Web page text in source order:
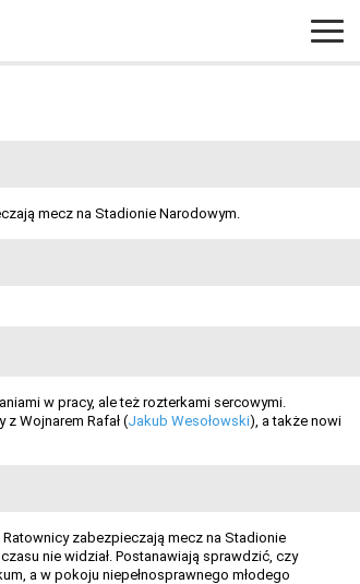
mecz na Stadionie Narodowym.
w pracy, ale też rozterkami sercowymi.
Wojnarem Rafał (Jakub Wesołowski), a także nowi
zabezpieczają mecz na Stadionie
nie widział. Postanawiają sprawdzić, czy
a w pokoju niepełnosprawnego młodego